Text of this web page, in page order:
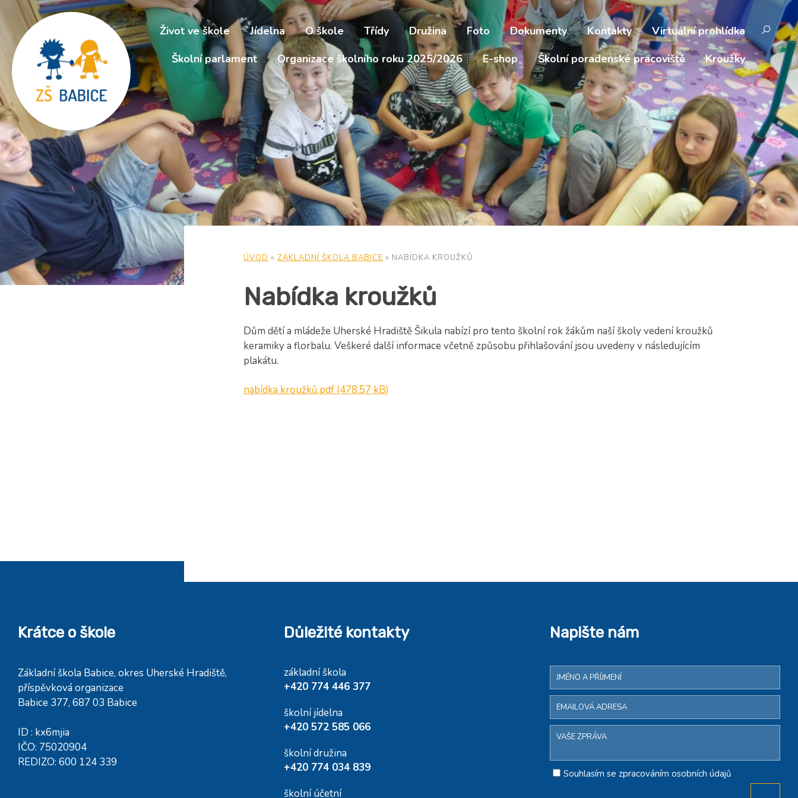
Život ve škole Jídelna O škole Třídy Družina Foto Dokumenty Kontakty
Virtuální prohlídka
Školní parlament
Organizace školního roku 2025/2026 E-shop Školní poradenské pracoviště Kroužky
ÚVOD » ZÁKLADNÍ ŠKOLA BABICE » NABÍDKA KROUŽKŮ
Nabídka kroužků
Dům dětí a mládeže Uherské Hradiště Šikula nabízí pro tento školní rok žákům naší školy vedení kroužků
keramiky a florbalu. Veškeré další informace včetně způsobu přihlašování jsou uvedeny v následujícím
plakátu.
nabídka kroužků.pdf (478.57 kB)
Krátce o škole
Základní škola Babice, okres Uherské Hradiště,
příspěvková organizace
Babice 377, 687 03 Babice
ID : kx6mjia
IČO: 75020904
REDIZO: 600 124 339
Důležité kontakty
základní škola
+420 774 446 377
školní jídelna
+420 572 585 066
školní družina
+420 774 034 839
školní účetní
Napište nám
Souhlasím se zpracováním osobních údajů